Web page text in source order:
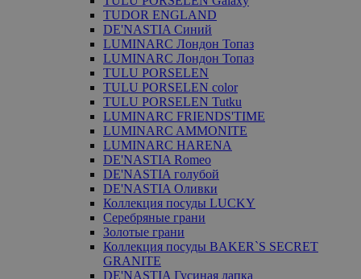
TUDOR ENGLAND
DE'NASTIA Синий
LUMINARC Лондон Топаз
LUMINARC Лондон Топаз
TULU PORSELEN
TULU PORSELEN color
TULU PORSELEN Tutku
LUMINARC FRIENDS'TIME
LUMINARC AMMONITE
LUMINARC HARENA
DE'NASTIA Romeo
DE'NASTIA голубой
DE'NASTIA Оливки
Коллекция посуды LUCKY
Серебряные грани
Золотые грани
Коллекция посуды BAKER`S SECRET
GRANITE
DE'NASTIA Гусиная лапка